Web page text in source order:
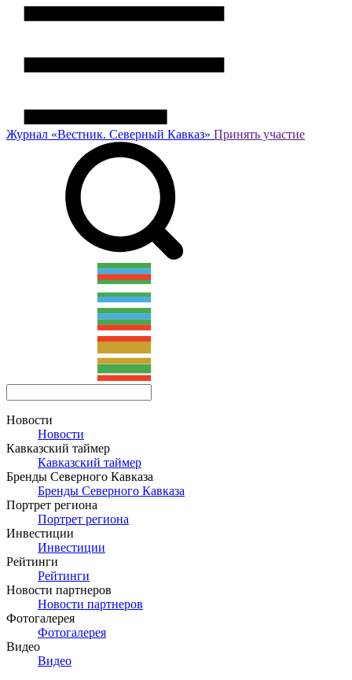
Журнал «Вестник. Северный Кавказ» Принять участие
Новости
Новости
Кавказский таймер
Кавказский таймер
Бренды Северного Кавказа
Бренды Северного Кавказа
Портрет региона
Портрет региона
Инвестиции
Инвестиции
Рейтинги
Рейтинги
Новости партнеров
Новости партнеров
Фотогалерея
Фотогалерея
Видео
Видео